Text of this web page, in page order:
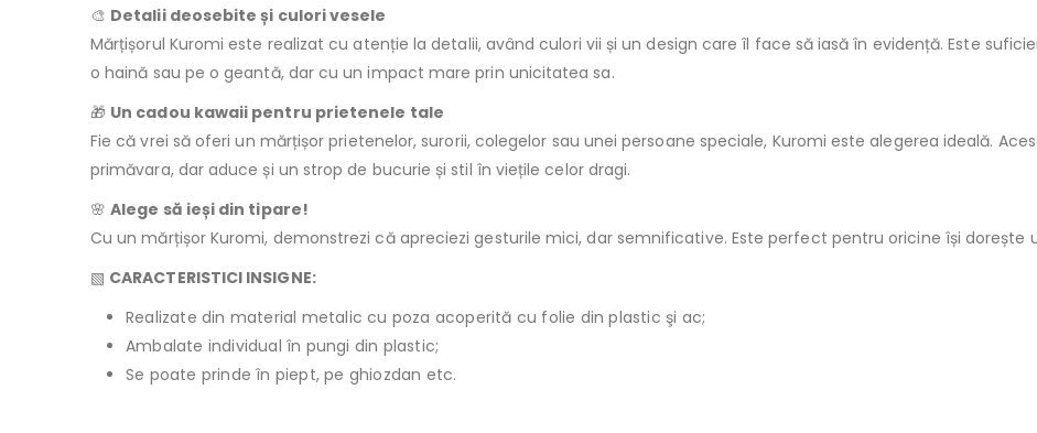
🎨 Detalii deosebite și culori vesele
Mărțișorul Kuromi este realizat cu atenție la detalii, având culori vii și un design care îl face să iasă în evidență. Este
o haină sau pe o geantă, dar cu un impact mare prin unicitatea sa.
🎁 Un cadou kawaii pentru prietenele tale
Fie că vrei să oferi un mărțișor prietenelor, surorii, colegelor sau unei persoane speciale, Kuromi este alegerea ideală.
primăvara, dar aduce și un strop de bucurie și stil în viețile celor dragi.
🌸Alege să ieși din tipare!
Cu un mărțișor Kuromi, demonstrezi că apreciezi gesturile mici, dar semnificative. Este perfect pentru oricine își dorește
▧ CARACTERISTICI INSIGNE:
Realizate din material metalic cu poza acoperită cu folie din plastic şi ac;
Ambalate individual în pungi din plastic;
Se poate prinde în piept, pe ghiozdan etc.